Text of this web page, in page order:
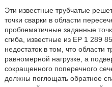
Эти известные трубчатые
точки сварки в области
проблематичные заданные
сгиба, известные из ЕР 1 289
недостаток в том, что области
равномерной нагрузке, а
сокращенного поперечного
должны поглощать обратное